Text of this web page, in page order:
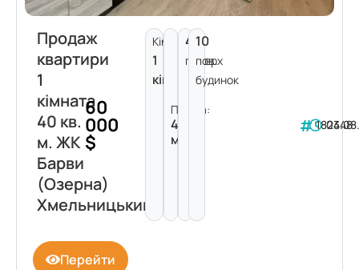
Продаж
квартири
1
кімната
40 кв.
м. ЖК
Барви
(Озерна)
Хмельницький
60
000
$
Кімнат:
1
кімната
Площа:
40
м²
4
поверх
10
пов.
будинок
182348
Перейти